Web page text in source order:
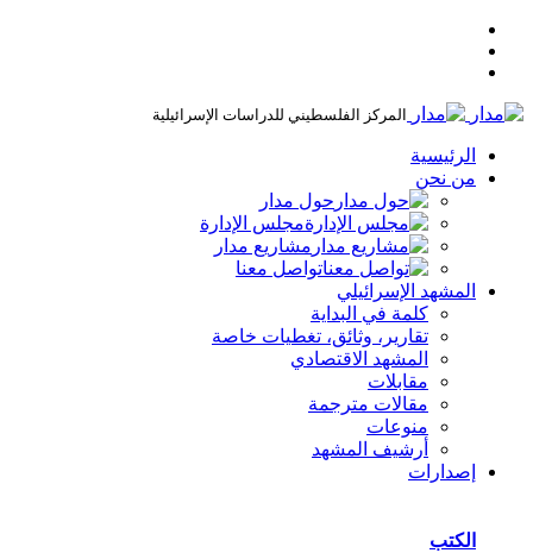
المركز الفلسطيني للدراسات الإسرائيلية
الرئيسية
من نحن
حول مدار
مجلس الإدارة
مشاريع مدار
تواصل معنا
المشهد الإسرائيلي
كلمة في البداية
تقارير، وثائق، تغطيات خاصة
المشهد الاقتصادي
مقابلات
مقالات مترجمة
منوعات
أرشيف المشهد
إصدارات
الكتب